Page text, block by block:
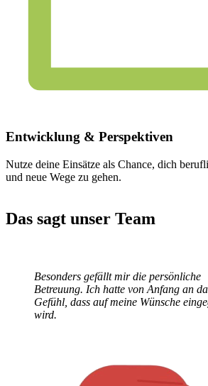
Entwicklung & Perspektiven
Nutze deine Einsätze als Chance, dich
und neue Wege zu gehen.
Das sagt unser Team
Besonders gefällt mir die persönliche
Betreuung. Ich hatte von Anfang an
Gefühl, dass auf meine Wünsche
wird.